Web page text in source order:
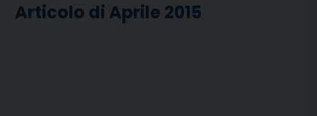
Articolo di Aprile 2015